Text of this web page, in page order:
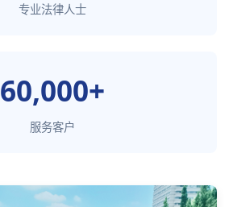
专业法律人士
60,000+
服务客户